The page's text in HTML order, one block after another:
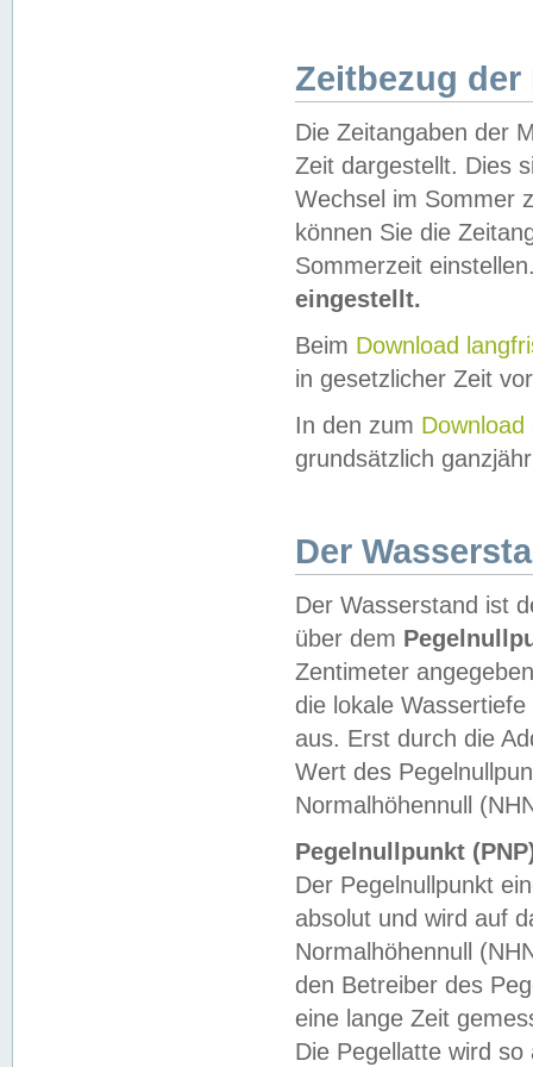
Zeitbezug der
Die Zeitangaben der
Zeit dargestellt. Dies
Wechsel im Sommer
können Sie die
Sommerzeit
eingestellt.
Beim Download
in gesetzlicher Zeit
In den zum Download
grundsätzlich
Der
Der Wasserstand ist
über dem
Zentimeter
die lokale
aus. Erst durch die
Wert des
Normalhöhennull
Pegelnullpunkt
Der Pegelnullpunkt
absolut und wird auf
Normalhöhennull
den Betreiber des
eine lange Zeit
Die Pegellatte wird